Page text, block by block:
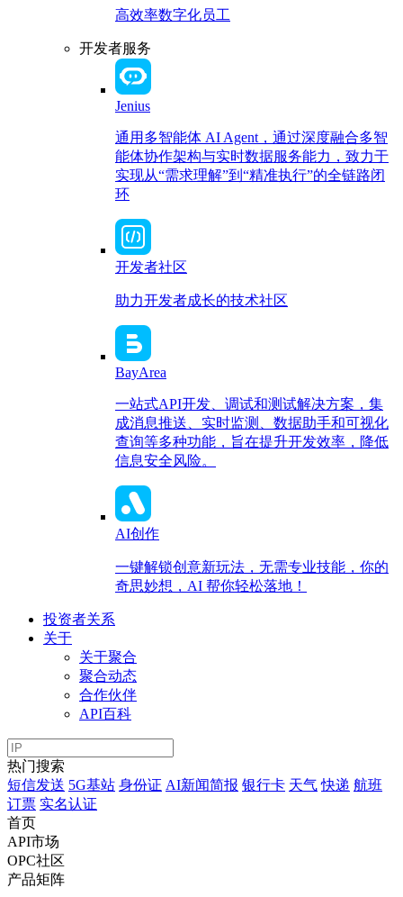
高效率数字化员工
开发者服务
Jenius
通用多智能体 AI Agent，通过深度融合多智
能体协作架构与实时数据服务能力，致力于
实现从“需求理解”到“精准执行”的全链路闭
环
开发者社区
助力开发者成长的技术社区
BayArea
一站式API开发、调试和测试解决方案，集
成消息推送、实时监测、数据助手和可视化
查询等多种功能，旨在提升开发效率，降低
信息安全风险。
AI创作
一键解锁创意新玩法，无需专业技能，你的
奇思妙想，AI 帮你轻松落地！
投资者关系
关于
关于聚合
聚合动态
合作伙伴
API百科
热门搜索
短信发送 5G基站 身份证 AI新闻简报 银行卡 天气 快递 航班
订票 实名认证
首页
API市场
OPC社区
产品矩阵